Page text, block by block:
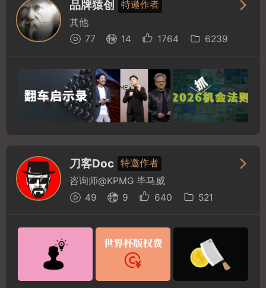
品牌猿创
特邀作者
其他
77
14 1764 6239
刀客Doc 特邀作者
咨询师@KPMG 毕马威
49
9 640 521